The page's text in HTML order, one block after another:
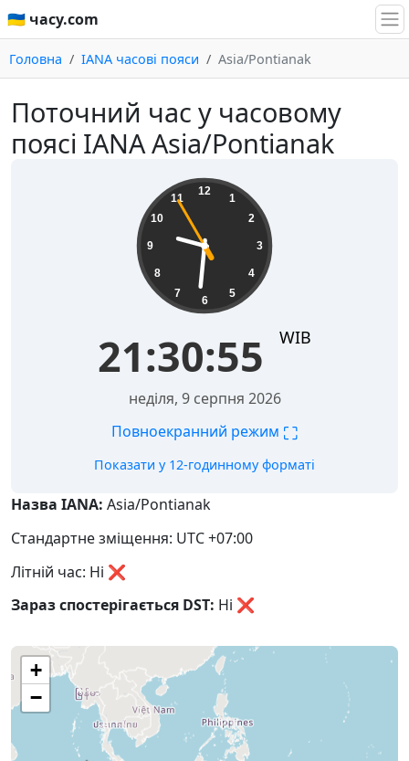
🇺🇦 часу.com
Головна IANA часові пояси Asia/Pontianak
Поточний час у часовому
поясі IANA Asia/Pontianak
12
1
2
3
4
5
6
7
8
9
10
11
21:30:55 WIB
неділя, 9 серпня 2026
Повноекранний режим ⛶
Показати у 12-годинному форматі
Назва IANA: Asia/Pontianak
Стандартне зміщення: UTC +07:00
Літній час: Ні ❌
Зараз спостерігається DST: Ні ❌
+
−